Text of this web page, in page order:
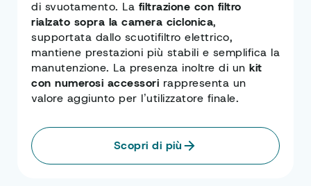
di svuotamento. La filtrazione con filtro
rialzato sopra la camera ciclonica,
supportata dallo scuotifiltro elettrico,
mantiene prestazioni più stabili e semplifica la
manutenzione. La presenza inoltre di un kit
con numerosi accessori rappresenta un
valore aggiunto per l’utilizzatore finale.
Scopri di più